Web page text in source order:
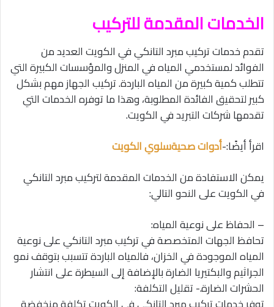
الخدمات المقدمة للتركيب
تقدم خدمات تركيب مبرد التانكي في الكويت العديد من
الفوائد لمستخدمي المياه في المنزل والمؤسسات الكبيرة التي
تتطلب كمية كبيرة من المياه الباردة. تركيب الجهاز مهم بشكل
كبير لتحقيق الفائدة المطلوبة، وهذا ما توفره الخدمات التي
تقدمها شركات التبريد في الكويت.
اقرأ أيضًا:-أدوات صحيةسلوي الكويت
يمكن الاستفادة من الخدمات المقدمة لتركيب مبرد التانكي
في الكويت على النحو التالي:
– الحفاظ على نوعية المياه:
تحافظ الجهات المتخصصة في تركيب مبرد التانكي على نوعية
المياه الموجودة في الخزان، فالمياه الباردة تتسبب بتوقف نمو
الجراثيم والبكتيريا الضارة بالإضافة إلى السيطرة على انتشار
الحشرات الضارة.- تقليل التكلفة: